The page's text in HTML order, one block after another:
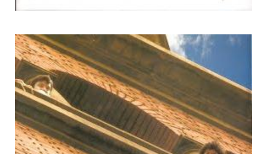
De la UEC al Club
Muntanyenc: 50 anys
d'excursionisme a l'Hospitalet